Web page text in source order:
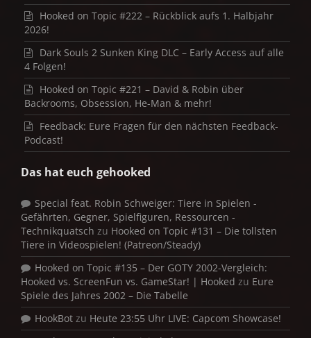
Hooked on Topic #222 – Rückblick aufs 1. Halbjahr
2026!
Dark Souls 2 Sunken King DLC – Early Access auf alle
4 Folgen!
Hooked on Topic #221 – David & Robin über
Backrooms, Obsession, He-Man & mehr!
Feedback: Eure Fragen für den nächsten Feedback-
Podcast!
Das hat euch gehooked
Special feat. Robin Schweiger: Tiere in Spielen -
Gefährten, Gegner, Spielfiguren, Ressourcen -
Technikquatsch zu Hooked on Topic #131 – Die tollsten
Tiere in Videospielen! (Patreon/Steady)
Hooked on Topic #135 – Der GOTY 2002-Vergleich:
Hooked vs. ScreenFun vs. GameStar! | Hooked zu Eure
Spiele des Jahres 2002 – Die Tabelle
HookBot zu Heute 23:55 Uhr LIVE: Capcom Showcase!